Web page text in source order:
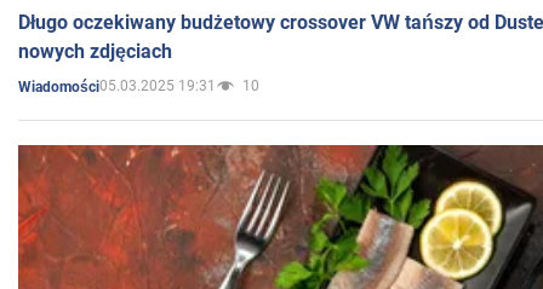
Długo oczekiwany budżetowy crossover VW tańszy od
nowych zdjęciach
Wiadomości05.03.2025 19:31 10